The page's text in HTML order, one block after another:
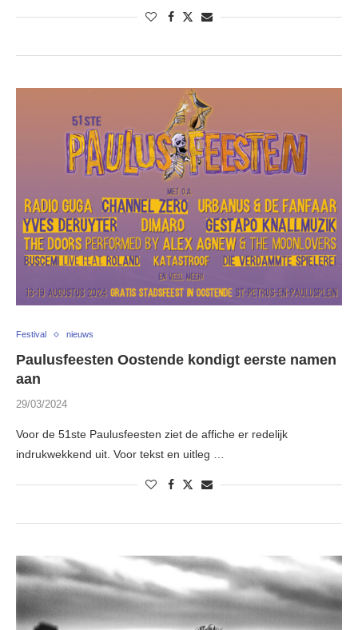
Festival nieuws
Paulusfeesten Oostende kondigt eerste namen
aan
29/03/2024
Voor de 51ste Paulusfeesten ziet de affiche er redelijk
indrukwekkend uit. Voor tekst en uitleg …